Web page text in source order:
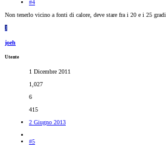
#4
Non tenerlo vicino a fonti di calore, deve stare fra i 20 e i 25 gradi.
J
joeh
Utente
1 Dicembre 2011
1,027
6
415
2 Giugno 2013
#5